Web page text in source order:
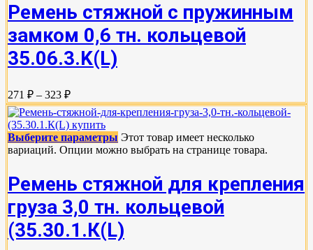
Ремень стяжной с пружинным
замком 0,6 тн. кольцевой
35.06.3.K(L)
271 ₽ – 323 ₽
Выберите параметры Этот товар имеет несколько
вариаций. Опции можно выбрать на странице товара.
Ремень стяжной для крепления
груза 3,0 тн. кольцевой
(35.30.1.К(L)